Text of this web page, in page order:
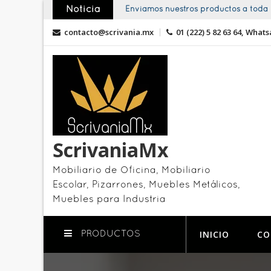
content
Noticia Enviamos nuestros productos a
contacto@scrivania.mx 01 (222) 5 82 63 64,
ScrivaniaMx
Mobiliario de Oficina, Mobiliario
Escolar, Pizarrones, Muebles Metálicos,
Muebles para Industria
PRODUCTOS INICIO